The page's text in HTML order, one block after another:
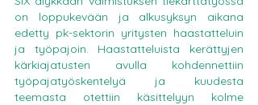
on loppukevään ja alkusyksyn aikana
edetty pk-sektorin yritysten haastatteluin
ja työpajoin. Haastatteluista kerättyjen
kärkiajatusten avulla kohdennettiin
työpajatyöskentelyä ja kuudesta
teemasta otettiin käsittelyyn kolme